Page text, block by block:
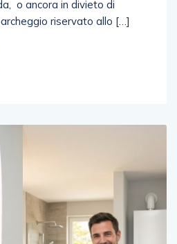
o ancora in divieto di
riservato allo […]